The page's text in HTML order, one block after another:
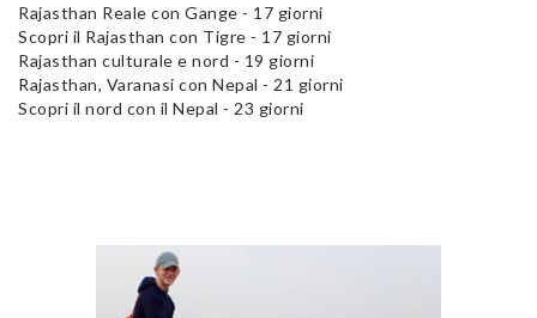
Rajasthan Reale con Gange - 17 giorni
Scopri il Rajasthan con Tigre - 17 giorni
Rajasthan culturale e nord - 19 giorni
Rajasthan, Varanasi con Nepal - 21 giorni
Scopri il nord con il Nepal - 23 giorni